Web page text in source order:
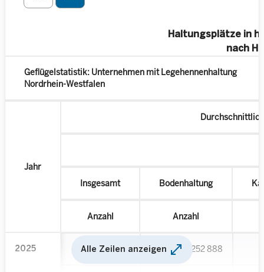
Haltungsplätze in
nach
Geflügelstatistik: Unternehmen mit Legehennenhaltung
Nordrhein-Westfalen
Jahr
Insgesamt Bodenhaltung
Anzahl Anzahl
2025 6 134 996 4 252 888
Alle Zeilen anzeigen open_in_full